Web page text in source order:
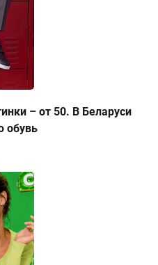
– от 50. В Беларуси
обувь